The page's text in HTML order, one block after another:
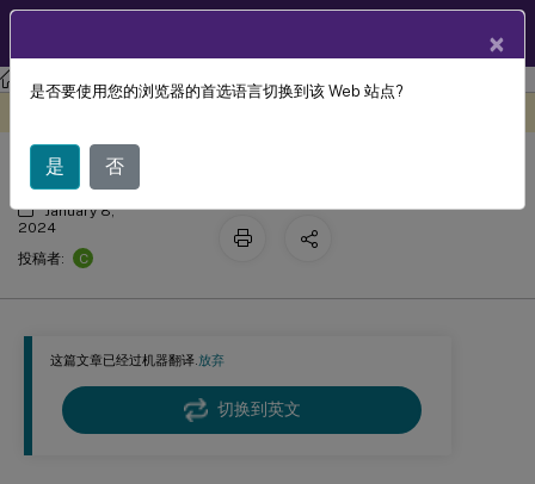
Profile Management Profile Management 2308
这篇文章已经过机器翻译.放弃
切换到英文
第三方声明
January 8,
2024
投稿者:
C
×
是否要使用您的浏览器的首选语言切换到该 Web 站点?
是 否